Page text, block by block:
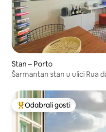
Stan – Porto
Šarmantan stan u ulici Rua
Među najviše rangiranima
Odabrali gosti